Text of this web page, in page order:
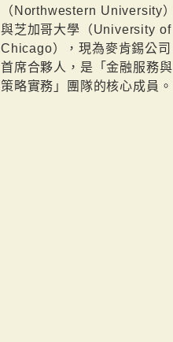
（Northwestern University）
與芝加哥大學（University of
Chicago），現為麥肯錫公司
首席合夥人，是「金融服務與
策略實務」團隊的核心成員。